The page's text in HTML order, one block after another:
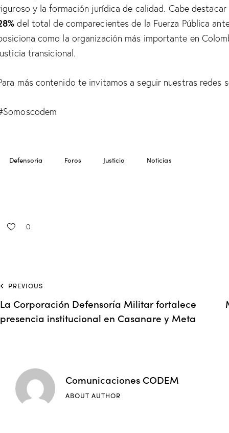
y la formación jurídica de calidad. Cabe
del total de comparecientes de la Fuerza Pública
como la organización más importante en
transicional.
más contenido te invitamos a seguir nuestras redes
Defensoria Foros Justicia Noticias
0
PREVIOUS
La Corporación Defensoría Militar fortalece
presencia institucional en Casanare y Meta
Comunicaciones CODEM
ABOUT AUTHOR